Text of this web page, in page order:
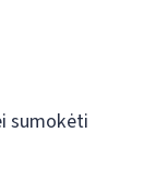
sumokėti